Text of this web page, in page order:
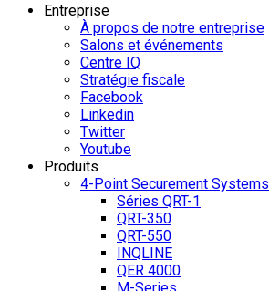
Entreprise
À propos de notre entreprise
Salons et événements
Centre IQ
Stratégie fiscale
Facebook
Linkedin
Twitter
Youtube
Produits
4-Point Securement Systems
Séries QRT-1
QRT-350
QRT-550
INQLINE
QER 4000